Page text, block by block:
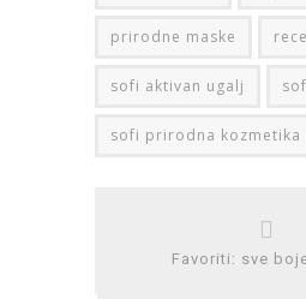
prirodne maske
sofi aktivan ugalj
sofi prirodna kozmetika
Favoriti: sve